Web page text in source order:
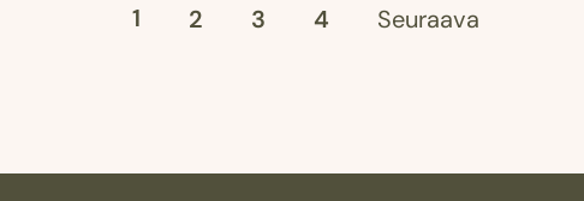
1 2 3 4 Seuraava